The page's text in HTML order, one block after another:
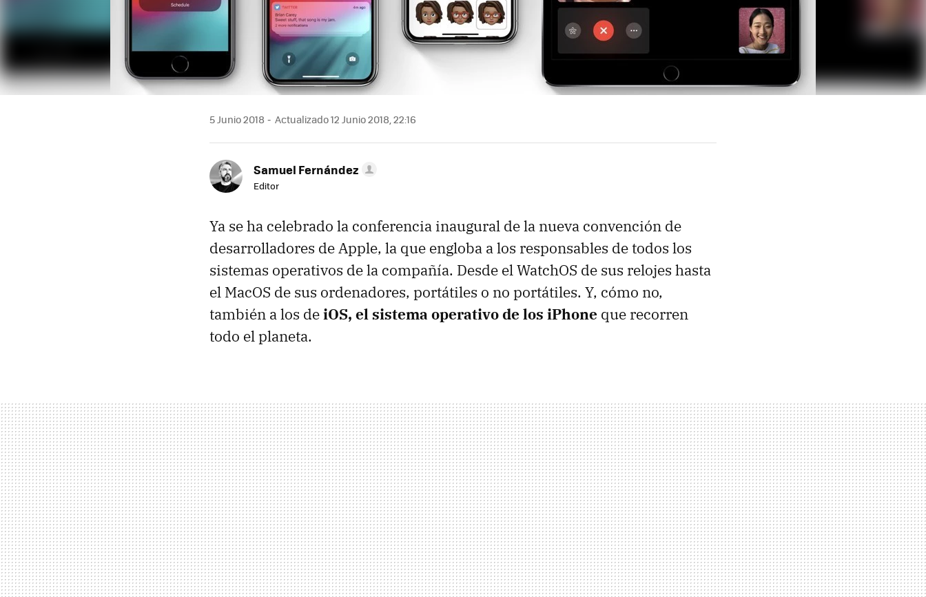
5 Junio 2018 Actualizado 12 Junio 2018, 22:16
Samuel Fernández
Editor
Ya se ha celebrado la conferencia inaugural de la nueva convención de
desarrolladores de Apple, la que engloba a los responsables de todos los
sistemas operativos de la compañía. Desde el WatchOS de sus relojes hasta
el MacOS de sus ordenadores, portátiles o no portátiles. Y, cómo no,
también a los deiOS, el sistema operativo de los iPhone que recorren
todo el planeta.